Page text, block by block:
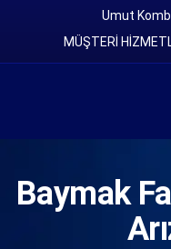
Umut
MÜŞTERİ
Baymak